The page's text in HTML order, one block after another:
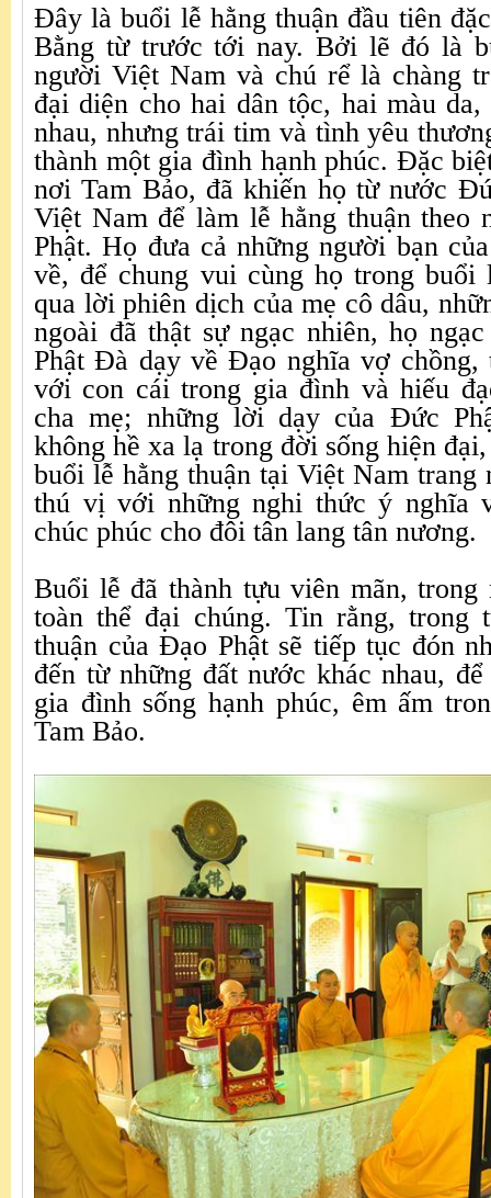
Đây là buổi lễ hằng thuận đầu tiên
Bằng từ trước tới nay. Bởi lẽ đó là
người Việt Nam và chú rể là chàng
đại diện cho hai dân tộc, hai màu
nhau, nhưng trái tim và tình yêu
thành một gia đình hạnh phúc. Đặc
nơi Tam Bảo, đã khiến họ từ nước
Việt Nam để làm lễ hằng thuận theo
Phật. Họ đưa cả những người bạn
về, để chung vui cùng họ trong buổi
qua lời phiên dịch của mẹ cô dâu,
ngoài đã thật sự ngạc nhiên, họ
Phật Đà dạy về Đạo nghĩa vợ chồng,
với con cái trong gia đình và hiếu
cha mẹ; những lời dạy của Đức
không hề xa lạ trong đời sống hiện
buổi lễ hằng thuận tại Việt Nam trang
thú vị với những nghi thức ý nghĩa
chúc phúc cho đôi tân lang tân nương.
Buổi lễ đã thành tựu viên mãn, trong
toàn thể đại chúng. Tin rằng, trong
thuận của Đạo Phật sẽ tiếp tục đón
đến từ những đất nước khác nhau,
gia đình sống hạnh phúc, êm ấm
Tam Bảo.